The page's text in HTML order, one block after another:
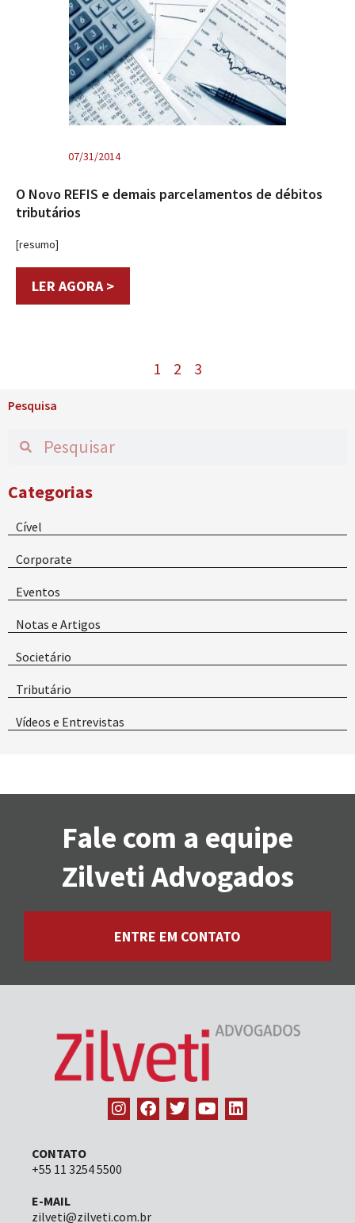
07/31/2014
O Novo REFIS e demais parcelamentos de débitos
tributários
[resumo]
LER AGORA >
1 2 3
Pesquisa
Categorias
Cível
Corporate
Eventos
Notas e Artigos
Societário
Tributário
Vídeos e Entrevistas
Fale com a equipe
Zilveti Advogados
ENTRE EM CONTATO
CONTATO
+55 11 3254 5500
E-MAIL
zilveti@zilveti.com.br